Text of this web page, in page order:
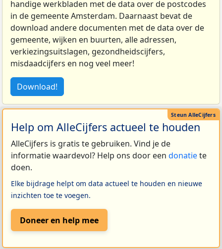
handige werkbladen met de data over de postcodes
in de gemeente Amsterdam. Daarnaast bevat de
download andere documenten met de data over de
gemeente, wijken en buurten, alle adressen,
verkiezingsuitslagen, gezondheidscijfers,
misdaadcijfers en nog veel meer!
Download!
Help om AlleCijfers actueel te houden
AlleCijfers is gratis te gebruiken. Vind je de
informatie waardevol? Help ons door een donatiete
doen.
Elke bijdrage helpt om data actueel te houden en nieuwe
inzichten toe te voegen.
Doneer en help mee